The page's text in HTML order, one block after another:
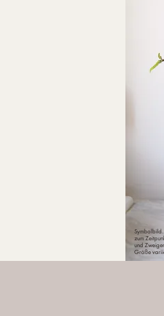
Symbolbild.
zum
und
Größe